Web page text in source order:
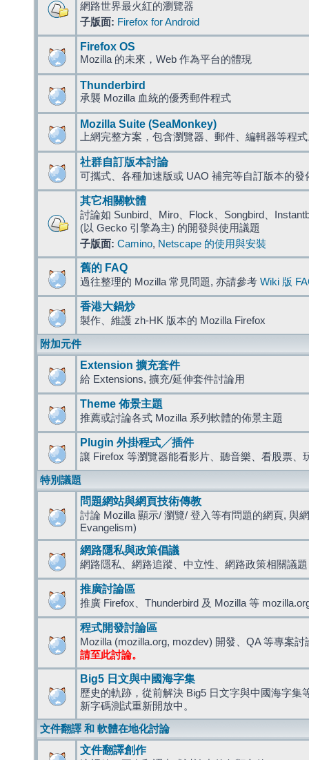
網路世界最火紅的瀏覽器
子版面: Firefox for Android
Firefox OS
Mozilla 的未來，Web 作為平台的體現
Thunderbird
承襲 Mozilla 血統的優秀郵件程式
Mozilla Suite (SeaMonkey)
上網完整方案，包含瀏覽器、郵件、編輯器等程
社群自訂版本討論
可攜式、各種加速版或 UAO 補完等自訂版本的發
其它相關軟體
討論如 Sunbird、Miro、Flock、Songbird、
(以 Gecko 引擎為主) 的開發與使用議題
子版面: Camino, Netscape 的使用與安裝
舊的 FAQ
過往整理的 Mozilla 常見問題, 亦請參考 Wiki 版
香港大鍋炒
製作、維護 zh-HK 版本的 Mozilla Firefox
附加元件
Extension 擴充套件
給 Extensions, 擴充/延伸套件討論用
Theme 佈景主題
推薦或討論各式 Mozilla 系列軟體的佈景主題
Plugin 外掛程式╱插件
讓 Firefox 等瀏覽器能看影片、聽音樂、看股票、
特別議題
問題網站與網頁技術傳教
討論 Mozilla 顯示/ 瀏覽/ 登入等有問題的網頁, 與
Evangelism)
網路隱私與政策倡議
網路隱私、網路追蹤、中立性、網路政策相關議題
推廣討論區
推廣 Firefox、Thunderbird 及 Mozilla 等
程式開發討論區
Mozilla (mozilla.org, mozdev) 開發、QA 等專案討
請至此討論。
Big5 日文與中國海字集
歷史的軌跡，從前解決 Big5 日文字與中國海字集
新字碼測試重新開放中。
文件翻譯 和 軟體在地化討論
文件翻譯創作